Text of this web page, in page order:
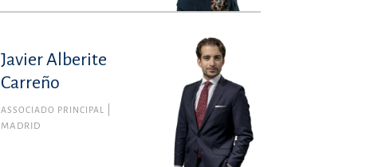
Javier Alberite
Carreño
ASSOCIADO PRINCIPAL
MADRID